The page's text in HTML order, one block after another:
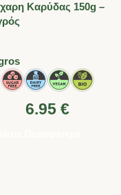
Καρύδας 150g –
6.95 €